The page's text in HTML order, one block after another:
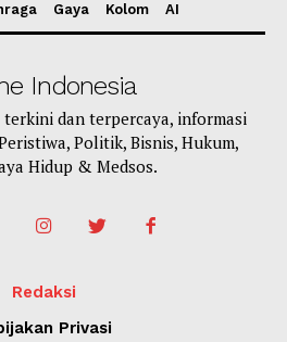
Gaya Kolom AI
Indonesia
terkini dan terpercaya, informasi
Politik, Bisnis, Hukum,
Hidup & Medsos.
Redaksi
Privasi